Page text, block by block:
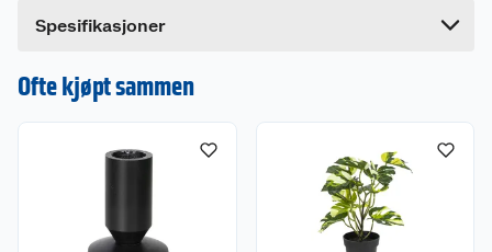
Dette produktet har ikke fått noen omtale ennå.
en omtale.
Spesifikasjoner
Ofte kjøpt sammen